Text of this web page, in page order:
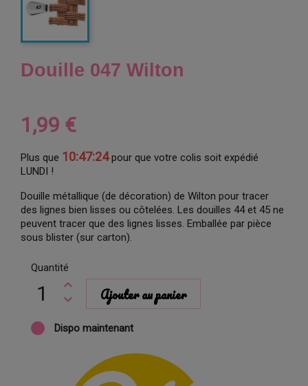
Douille 047 Wilton
1,99 €
Plus que 10:47:23pour que votre colis soit expédié
LUNDI !
Douille métallique (de décoration) de Wilton pour tracer
des lignes bien lisses ou côtelées. Les douilles 44 et 45 ne
peuvent tracer que des lignes lisses. Emballée par pièce
sous blister (sur carton).
Quantité
Ajouter au panier
Dispo maintenant